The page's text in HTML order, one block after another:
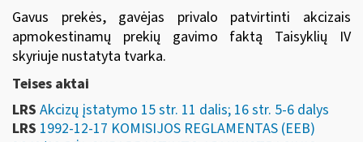
Gavus prekės, gavėjas privalo patvirtinti akcizais
apmokestinamų prekių gavimo faktą Taisyklių IV
skyriuje nustatyta tvarka.
Teises aktai
LRS Akcizų įstatymo 15 str. 11 dalis; 16 str. 5-6 dalys
LRS 1992-12-17 KOMISIJOS REGLAMENTAS (EEB)